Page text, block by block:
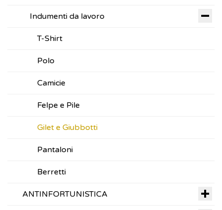
Indumenti da lavoro
T-Shirt
Polo
Camicie
Felpe e Pile
Gilet e Giubbotti
Pantaloni
Berretti
ANTINFORTUNISTICA